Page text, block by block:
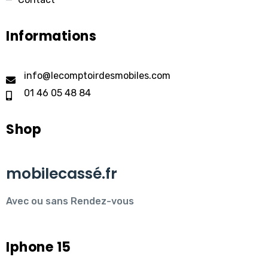
Informations
info@lecomptoirdesmobiles.com
01 46 05 48 84
Shop
mobilecassé.fr
Avec ou sans Rendez-vous
Iphone 15